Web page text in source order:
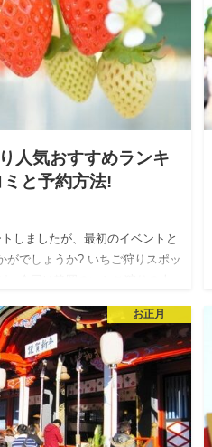
人気おすすめランキ
と予約方法!
しましたが、最初のイベントと
がでしょうか? いちご狩りスポッ
お正月